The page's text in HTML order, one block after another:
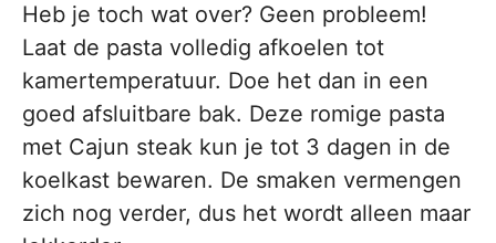
Heb je toch wat over? Geen probleem!
Laat de pasta volledig afkoelen tot
kamertemperatuur. Doe het dan in een
goed afsluitbare bak. Deze romige pasta
met Cajun steak kun je tot 3 dagen in de
koelkast bewaren. De smaken vermengen
zich nog verder, dus het wordt alleen maar